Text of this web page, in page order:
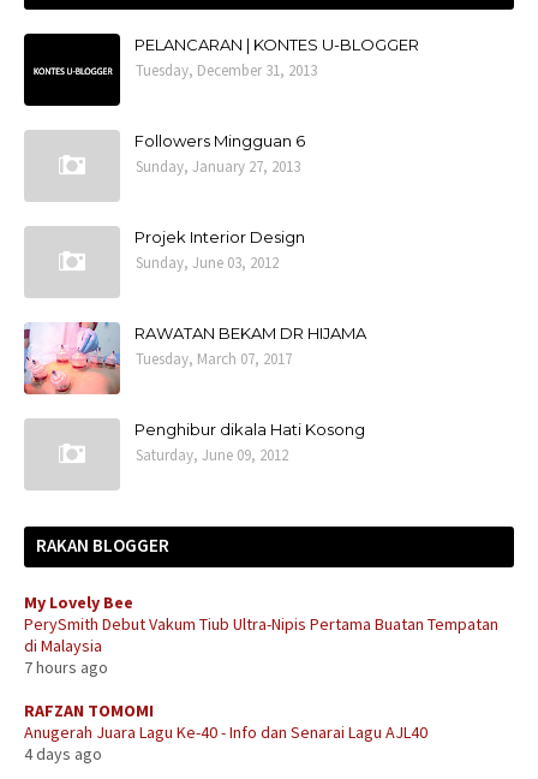
PELANCARAN | KONTES U-BLOGGER
Tuesday, December 31, 2013
Followers Mingguan 6
Sunday, January 27, 2013
Projek Interior Design
Sunday, June 03, 2012
RAWATAN BEKAM DR HIJAMA
Tuesday, March 07, 2017
Penghibur dikala Hati Kosong
Saturday, June 09, 2012
RAKAN BLOGGER
My Lovely Bee
PerySmith Debut Vakum Tiub Ultra-Nipis Pertama Buatan Tempatan
di Malaysia
7 hours ago
RAFZAN TOMOMI
Anugerah Juara Lagu Ke-40 - Info dan Senarai Lagu AJL40
4 days ago